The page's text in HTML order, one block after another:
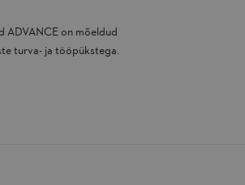
ADVANCE on mõeldud
turva- ja tööpükstega.